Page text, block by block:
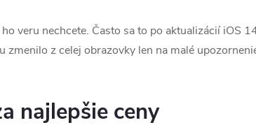
veru nechcete. Často sa to po aktualizácií iOS
zmenilo z celej obrazovky len na malé
najlepšie ceny